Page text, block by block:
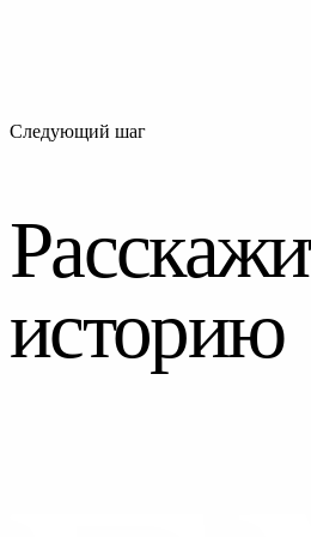
Следующий шаг
историю